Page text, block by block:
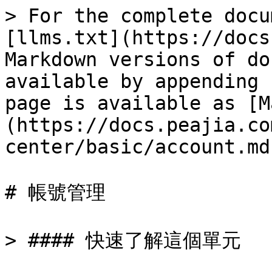
> For the complete
[llms.txt](https://
Markdown versions of
available by
page is available as
(https://
center/basic/
# 帳號管理
> #### 快速了解這個單元